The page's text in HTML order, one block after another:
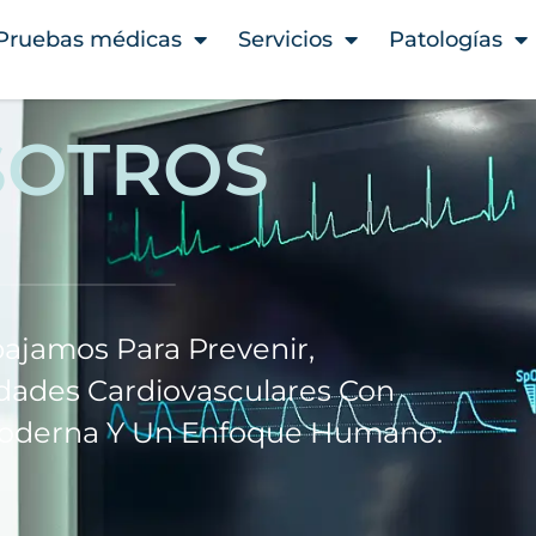
médicas Servicios Patologías
Para Prevenir,
Cardiovasculares Con
Y Un Enfoque Humano.